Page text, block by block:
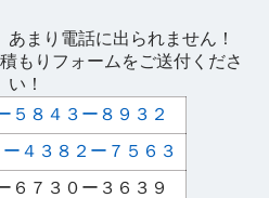
まり電話に出られません！
もりフォームをご送付くださ
い！
５８４３ー８９３２
ー４３８２ー７５６３
６７３０ー３６３９